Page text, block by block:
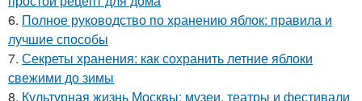
6. Полное руководство по хранению яблок: правила и
лучшие способы
7. Секреты хранения: как сохранить летние яблоки
свежими до зимы
8. Культурная жизнь Москвы: музеи, театры и фестивали